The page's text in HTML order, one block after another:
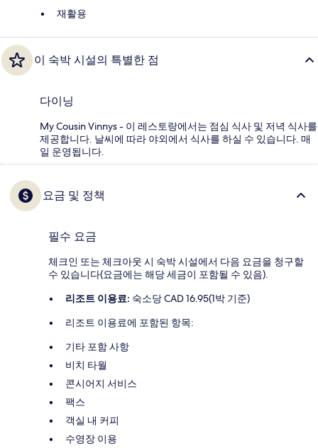
재활용
이 숙박 시설의 특별한 점
다이닝
My Cousin Vinnys - 이 레스토랑에서는 점심 식사 및 저녁 식사를
제공합니다. 날씨에 따라 야외에서 식사를 하실 수 있습니다. 매
일 운영됩니다.
요금 및 정책
필수 요금
체크인 또는 체크아웃 시 숙박 시설에서 다음 요금을 청구할
수 있습니다(요금에는 해당 세금이 포함될 수 있음).
리조트 이용료: 숙소당 CAD 16.95(1박 기준)
리조트 이용료에 포함된 항목:
기타 포함 사항
비치 타월
콘시어지 서비스
팩스
객실 내 커피
수영장 이용